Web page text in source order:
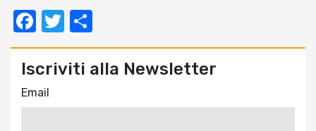
Facebook
Twitter
Iscriviti alla Newsletter
Email